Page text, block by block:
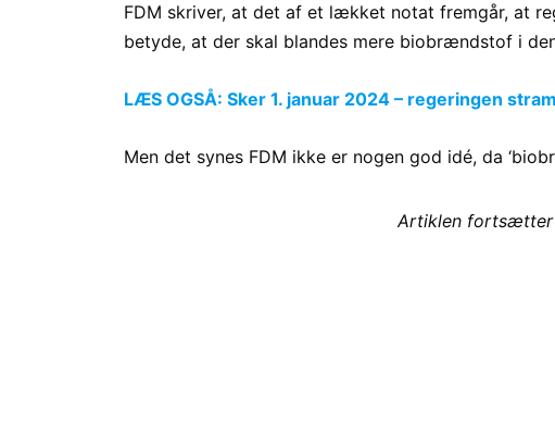
FDM skriver, at det af et lækket notat fremgår, at
betyde, at der skal blandes mere biobrændstof i
LÆS OGSÅ: Sker 1. januar 2024 – regeringen
Men det synes FDM ikke er nogen god idé, da
Artiklen fortsætter